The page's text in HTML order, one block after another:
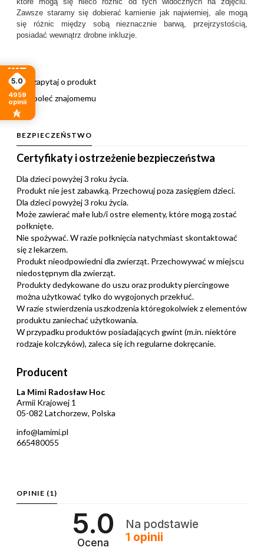
Zawsze staramy się dobierać kamienie jak najwierniej, ale mogą
się różnic między sobą nieznacznie barwą, przejrzystością,
posiadać wewnątrz drobne inkluzje.
zapytaj o produkt
poleć znajomemu
BEZPIECZEŃSTWO
Certyfikaty i ostrzeżenie bezpieczeństwa
Dla dzieci powyżej 3 roku życia.
Produkt nie jest zabawką. Przechowuj poza zasięgiem dzieci.
Dla dzieci powyżej 3 roku życia.
Może zawierać małe lub/i ostre elementy, które mogą zostać
połknięte.
Nie spożywać. W razie połknięcia natychmiast skontaktować
się z lekarzem.
Produkt nieodpowiedni dla zwierząt. Przechowywać w miejscu
niedostępnym dla zwierząt.
Produkty dedykowane do uszu oraz produkty piercingowe
można użytkować tylko do wygojonych przekłuć.
W razie stwierdzenia uszkodzenia któregokolwiek z elementów
produktu zaniechać użytkowania.
W przypadku produktów posiadających gwint (m.in. niektóre
rodzaje kolczyków), zaleca się ich regularne dokręcanie.
Producent
La Mimi Radosław Hoc
Armii Krajowej 1
05-082 Latchorzew, Polska
info@lamimi.pl
665480055
OPINIE (1)
5.0
Ocena
Na podstawie
1 opinii
5.0
4959
opinii